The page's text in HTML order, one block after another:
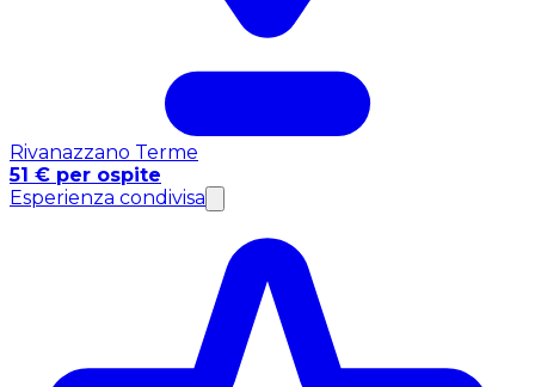
Rivanazzano Terme
51 € per ospite
Esperienza condivisa